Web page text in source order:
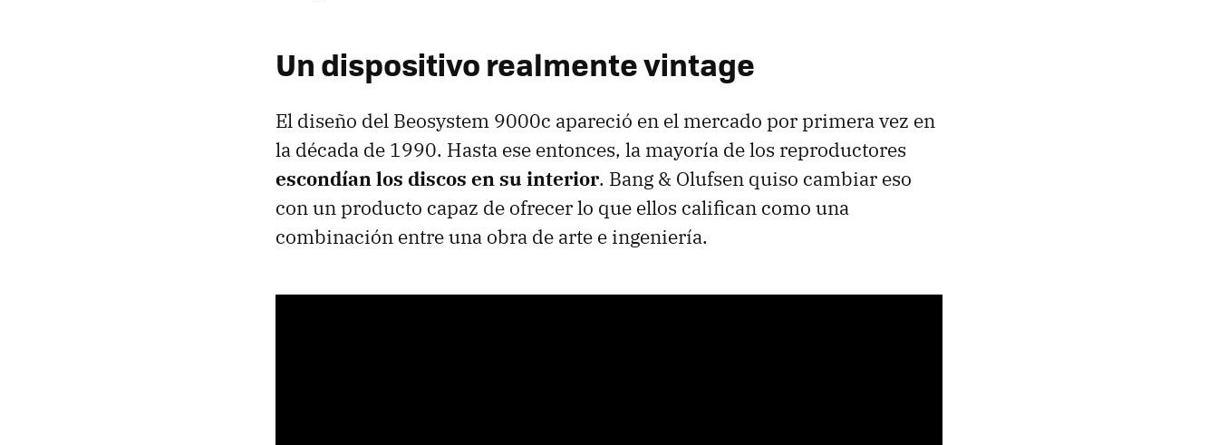
Un dispositivo realmente vintage
El diseño del Beosystem 9000c apareció en el mercado por primera vez en
la década de 1990. Hasta ese entonces, la mayoría de los reproductores
escondían los discos en su interior. Bang & Olufsen quiso cambiar eso
con un producto capaz de ofrecer lo que ellos califican como una
combinación entre una obra de arte e ingeniería.